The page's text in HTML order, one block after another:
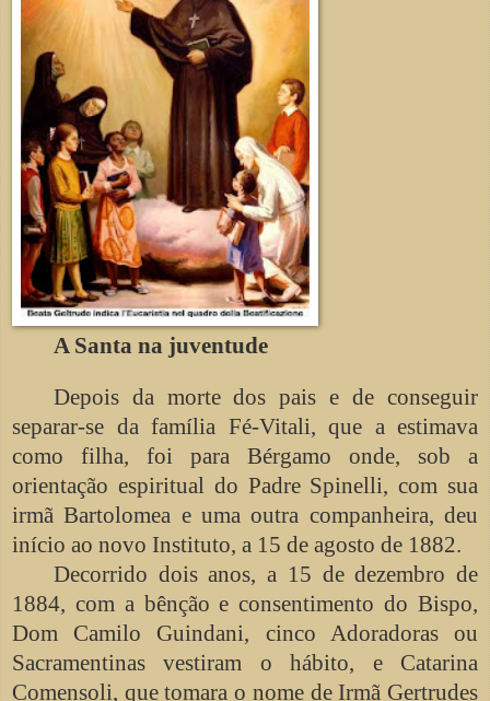
A Santa na juventude
Depois da morte dos pais e de conseguir
separar-se da família Fé-Vitali, que a estimava
como filha, foi para Bérgamo onde, sob a
orientação espiritual do Padre Spinelli, com sua
irmã Bartolomea e uma outra companheira, deu
início ao novo Instituto, a 15 de agosto de 1882.
Decorrido dois anos, a 15 de dezembro de
1884, com a bênção e consentimento do Bispo,
Dom Camilo Guindani, cinco Adoradoras ou
Sacramentinas vestiram o hábito, e Catarina
Comensoli, que tomara o nome de Irmã Gertrudes